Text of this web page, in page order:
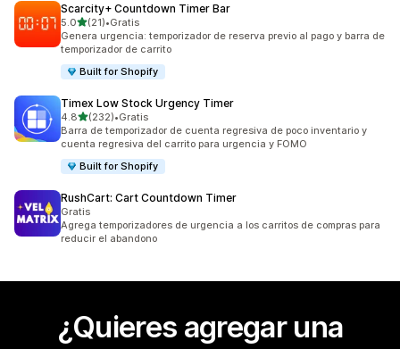
Scarcity+ Countdown Timer Bar
5.0de 5 estrellas
(21)
21 reseñas en total
•Gratis
Genera urgencia: temporizador de reserva previo al pago y barra de
temporizador de carrito
Built for Shopify
Timex Low Stock Urgency Timer
4.8de 5 estrellas
(232)
232 reseñas en total
•Gratis
Barra de temporizador de cuenta regresiva de poco inventario y
cuenta regresiva del carrito para urgencia y FOMO
Built for Shopify
RushCart: Cart Countdown Timer
Gratis
Agrega temporizadores de urgencia a los carritos de compras para
reducir el abandono
¿Quieres agregar una